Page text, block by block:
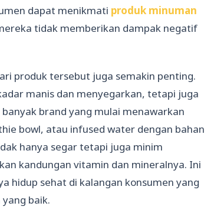
dapat menikmati produk minuman
tidak memberikan dampak negatif
produk tersebut juga semakin penting.
manis dan menyegarkan, tetapi juga
brand yang mulai menawarkan
bowl, atau infused water dengan bahan
hanya segar tetapi juga minim
kandungan vitamin dan mineralnya. Ini
hidup sehat di kalangan konsumen yang
baik.